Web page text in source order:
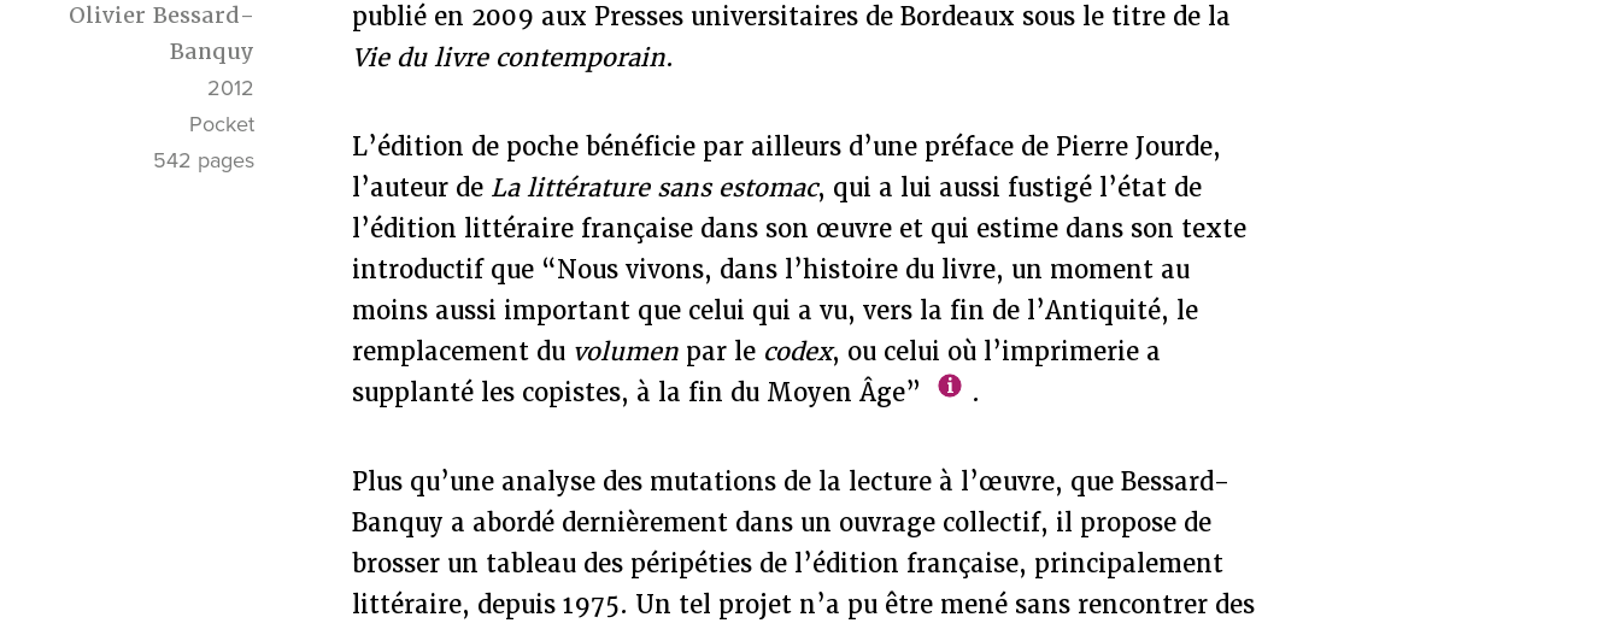
Olivier Bessard-
Banquy
2012
Pocket
542 pages
publié en 2009 aux Presses universitaires de Bordeaux sous le titre de la
Vie du livre contemporain.
L’édition de poche bénéficie par ailleurs d’une préface de Pierre Jourde,
l’auteur de La littérature sans estomac, qui a lui aussi fustigé l’état de
l’édition littéraire française dans son œuvre et qui estime dans son texte
introductif que “Nous vivons, dans l’histoire du livre, un moment au
moins aussi important que celui qui a vu, vers la fin de l’Antiquité, le
remplacement du volumen par le codex, ou celui où l’imprimerie a
supplanté les copistes, à la fin du Moyen Âge”
.
Plus qu’une analyse des mutations de la lecture à l’œuvre, que Bessard-
Banquy a abordé dernièrement dans un ouvrage collectif, il propose de
brosser un tableau des péripéties de l’édition française, principalement
littéraire, depuis 1975. Un tel projet n’a pu être mené sans rencontrer des